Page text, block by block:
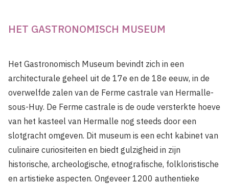
HET GASTRONOMISCH MUSEUM
Het Gastronomisch Museum bevindt zich in een
architecturale geheel uit de 17e en de 18e eeuw, in de
overwelfde zalen van de Ferme castrale van Hermalle-
sous-Huy. De Ferme castrale is de oude versterkte hoeve
van het kasteel van Hermalle nog steeds door een
slotgracht omgeven. Dit museum is een echt kabinet van
culinaire curiositeiten en biedt gulzigheid in zijn
historische, archeologische, etnografische, folkloristische
en artistieke aspecten. Ongeveer 1200 authentieke